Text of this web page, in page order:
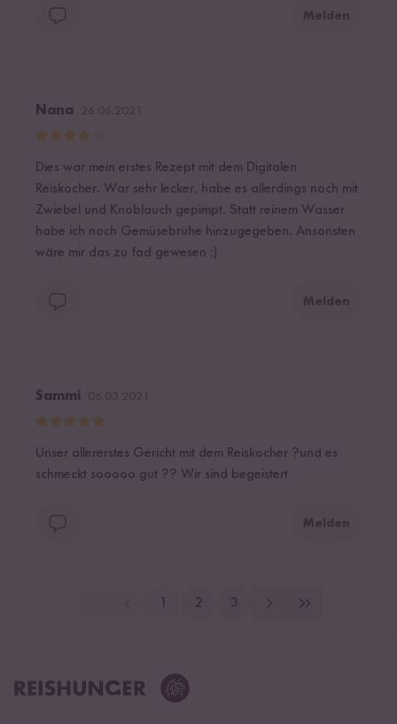
Melden
Nana
Dies war mein erstes Rezept mit dem Digitalen
Reiskocher. War sehr lecker, habe es allerdings noch mit
Zwiebel und Knoblauch gepimpt. Statt reinem Wasser
habe ich noch Gemüsebrühe hinzugegeben. Ansonsten
wäre mir das zu fad gewesen ;)
Melden
Sammi
Unser allererstes Gericht mit dem Reiskocher ?und es
schmeckt sooooo gut ?? Wir sind begeistert
Melden
2 3